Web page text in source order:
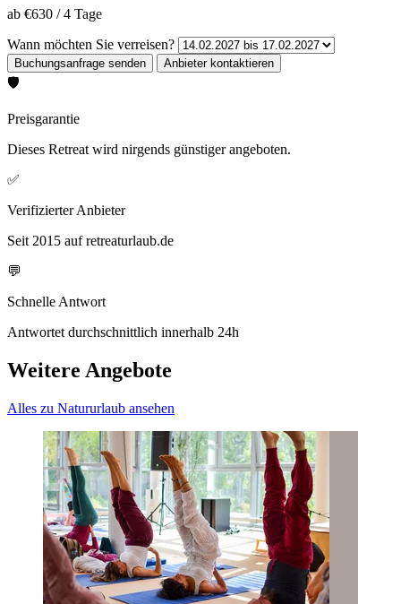
ab €630 /4 Tage
Wann möchten Sie verreisen?
🛡️
Preisgarantie
Dieses Retreat wird nirgends günstiger angeboten.
✅
Verifizierter Anbieter
Seit 2015 auf retreaturlaub.de
💬
Schnelle Antwort
Antwortet durchschnittlich innerhalb 24h
Weitere Angebote
Alles zu Natururlaub ansehen